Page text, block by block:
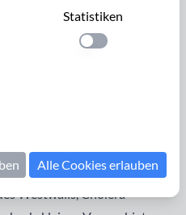
kleinen Gasse, die von
nach Nordost
zu sehen: Waggon
Westwalls, Cholera
Statistiken
Einstellung
Alle Cookies erlauben